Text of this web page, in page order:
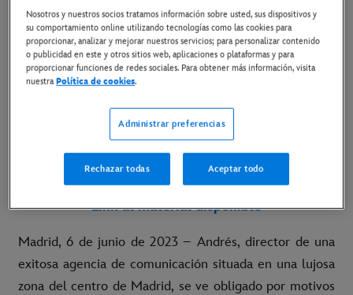
SUPONE EL DEBUT DE MAR OLID EN LA
DIRECCIÓN DE LARGOMETRAJES
PRODUCIDA POR TELECINCO CINEMA Y ZETA
CINEMA, CON LA PARTICIPACIÓN DE MEDIASET
ESPAÑA, MOVISTAR PLUS+ Y MEDITERRÁNEO
MEDIASET ESPAÑA GROUP Y LA DISTRIBUCIÓN
DE BUENA VISTA INTERNATIONAL
Link al material disponible
Madrid, 6 de junio de 2023 – Andrés, director de una
exitosa agencia de comunicación situada en una lujosa
zona del centro de Madrid, se ve obligado por motivos
Nosotros y nuestros socios tratamos información sobre usted, sus dispositivos y
su comportamiento online utilizando tecnologías como las cookies para
proporcionar, analizar y mejorar nuestros servicios; para personalizar contenido
o publicidad en este y otros sitios web, aplicaciones o plataformas y para
proporcionar funciones de redes sociales. Para obtener más información, visita
nuestraPolítica de cookies.
Administrar preferencias
Rechazar todas Aceptar todo